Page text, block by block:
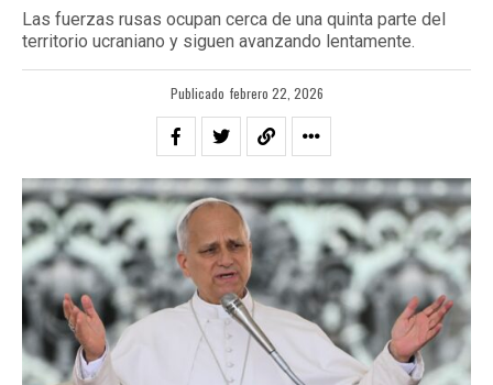
Las fuerzas rusas ocupan cerca de una quinta parte del
territorio ucraniano y siguen avanzando lentamente.
Publicado febrero 22, 2026